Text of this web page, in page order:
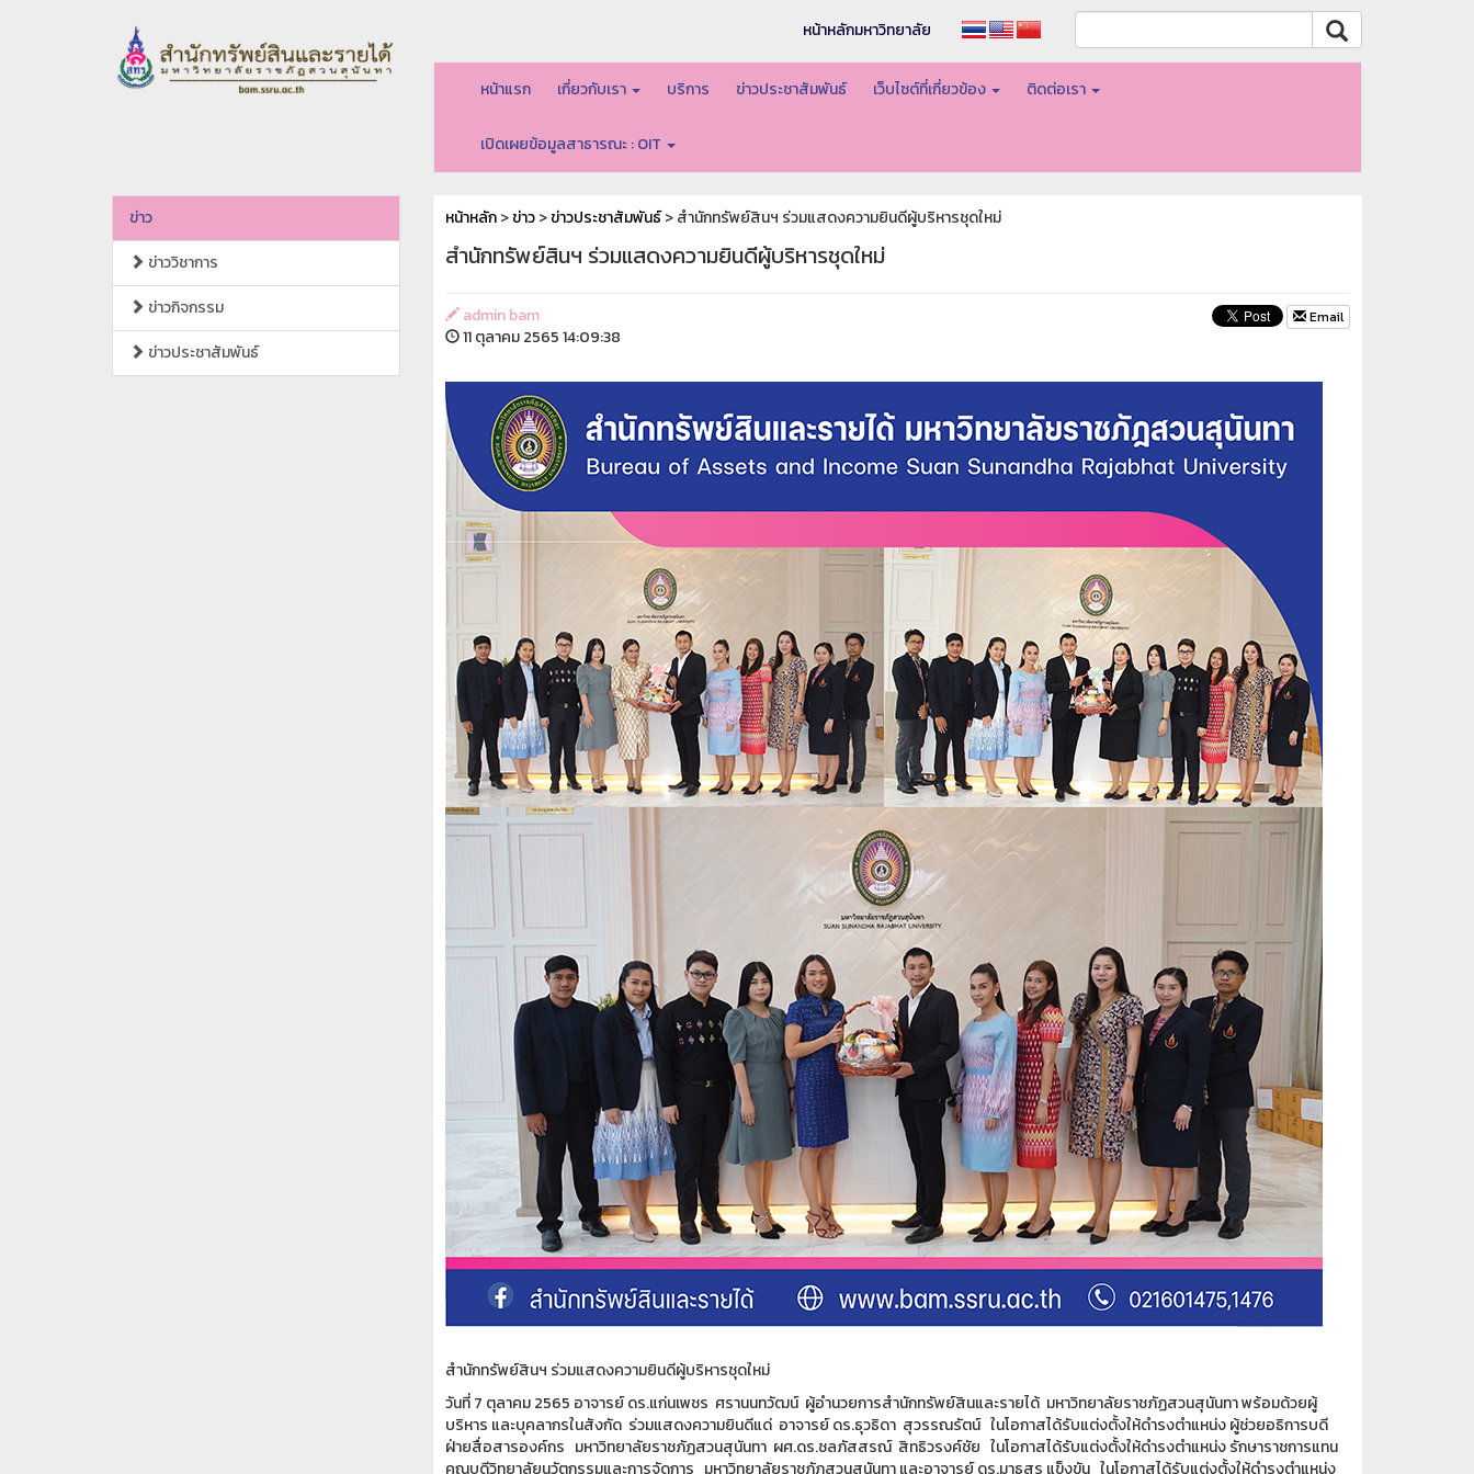
หน้าหลักมหาวิทยาลัย
หน้าแรก เกี่ยวกับเรา บริการ ข่าวประชาสัมพันธ์ เว็บไซต์ที่เกี่ยวข้อง ติดต่อเรา
เปิดเผยข้อมูลสาธารณะ : OIT
ข่าว
ข่าววิชาการ
ข่าวกิจกรรม
ข่าวประชาสัมพันธ์
หน้าหลัก>ข่าว>ข่าวประชาสัมพันธ์> สำนักทรัพย์สินฯ ร่วมแสดงความยินดีผู้บริหารชุดใหม่
สำนักทรัพย์สินฯ ร่วมแสดงความยินดีผู้บริหารชุดใหม่
admin bam
11 ตุลาคม 2565 14:09:38
Email
สำนักทรัพย์สินฯ ร่วมแสดงความยินดีผู้บริหารชุดใหม่
วันที่ 7 ตุลาคม 2565 อาจารย์ ดร.แก่นเพชร ศรานนทวัฒน์ ผู้อำนวยการสำนักทรัพย์สินและรายได้ มหาวิทยาลัยราชภัฏสวนสุนันทา พร้อมด้วยผู้
บริหาร และบุคลากรในสังกัด ร่วมแสดงความยินดีแด่ อาจารย์ ดร.ธุวธิดา สุวรรณรัตน์ ในโอกาสได้รับแต่งตั้งให้ดำรงตำแหน่ง ผู้ช่วยอธิการบดี
ฝ่ายสื่อสารองค์กร มหาวิทยาลัยราชภัฏสวนสุนันทา ผศ.ดร.ชลภัสสรณ์ สิทธิวรงค์ชัย ในโอกาสได้รับแต่งตั้งให้ดำรงตำแหน่ง รักษาราชการแทน
คณบดีวิทยาลัยนวัตกรรมและการจัดการ มหาวิทยาลัยราชภัฏสวนสุนันทา และอาจารย์ ดร.มาธุสร แข็งขัน ในโอกาสได้รับแต่งตั้งให้ดำรงตำแหน่ง